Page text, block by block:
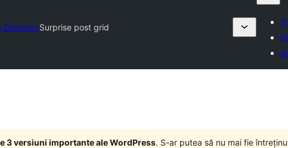
DirectorySurprise post grid
3 versiuni importante ale WordPress. S-ar putea să nu mai fie